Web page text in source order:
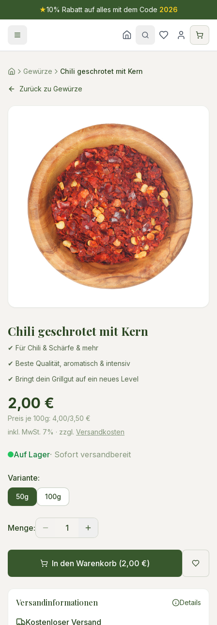
★10% Rabatt auf alles mit dem Code 2026
Gewürze Chili geschrotet mit Kern
Zurück zu Gewürze
Chili geschrotet mit Kern
✔ Für Chili & Schärfe & mehr
✔ Beste Qualität, aromatisch & intensiv
✔ Bringt dein Grillgut auf ein neues Level
2,00 €
Preis je 100g: 4,00/3,50 €
inkl. MwSt. 7% · zzgl. Versandkosten
Auf Lager· Sofort versandbereit
Variante:
50g 100g
Menge: 1
In den Warenkorb (2,00 €)
Versandinformationen Details
Kostenloser Versand